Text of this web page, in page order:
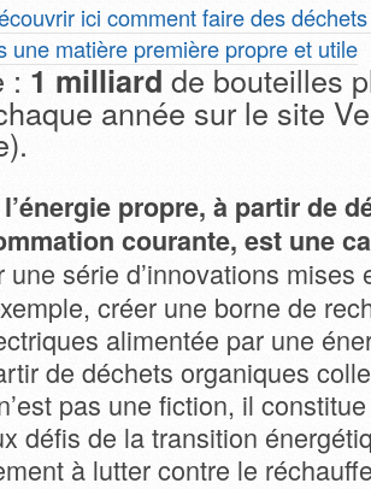
ici comment faire des
une matière première propre et utile
:1 milliardde bouteilles
année sur le site
propre, à partir de
courante, est une
une série d’innovations mises
créer une borne de
alimentée par une
de déchets organiques
pas une fiction, il
défis de la transition
à lutter contre le